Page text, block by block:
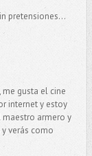
pretensiones...
me gusta el cine
internet y estoy
armero y
verás como